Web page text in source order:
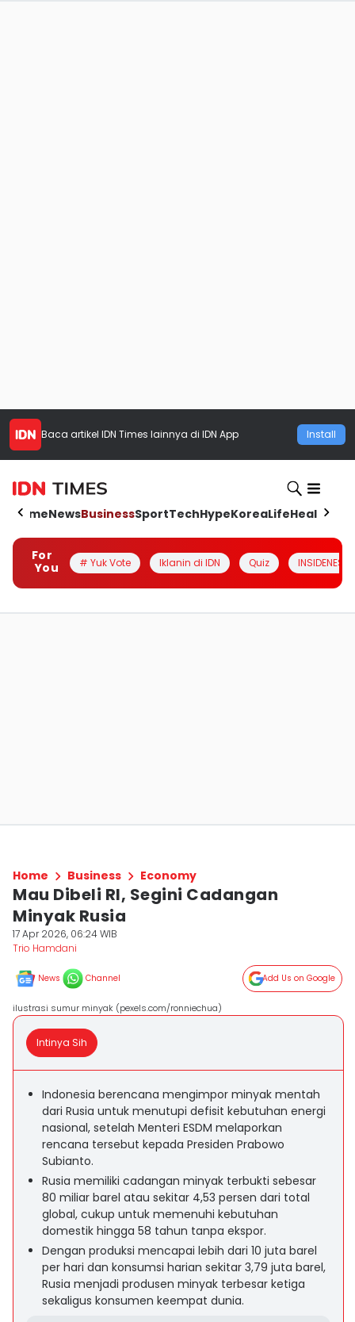
Baca artikel IDN Times lainnya di IDN App Install
HomeNewsBusinessSportTechHypeKoreaLifeHealth
For
You
# Yuk Vote Iklanin di IDN Quiz INSIDENESIA
Home Business Economy
Mau Dibeli RI, Segini Cadangan
Minyak Rusia
17 Apr 2026, 06:24 WIB
Trio Hamdani
News Channel Add Us on Google
ilustrasi sumur minyak (pexels.com/ronniechua)
Intinya Sih
Indonesia berencana mengimpor minyak mentah
dari Rusia untuk menutupi defisit kebutuhan energi
nasional, setelah Menteri ESDM melaporkan
rencana tersebut kepada Presiden Prabowo
Subianto.
Rusia memiliki cadangan minyak terbukti sebesar
80 miliar barel atau sekitar 4,53 persen dari total
global, cukup untuk memenuhi kebutuhan
domestik hingga 58 tahun tanpa ekspor.
Dengan produksi mencapai lebih dari 10 juta barel
per hari dan konsumsi harian sekitar 3,79 juta barel,
Rusia menjadi produsen minyak terbesar ketiga
sekaligus konsumen keempat dunia.